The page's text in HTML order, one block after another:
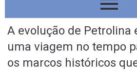
A evolução de Petrolina
uma viagem no tempo
os marcos históricos